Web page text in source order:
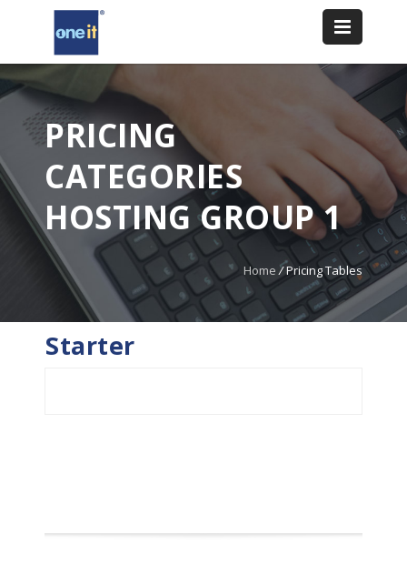
PRICING
CATEGORIES
HOSTING GROUP 1
Home /Pricing Tables
Starter